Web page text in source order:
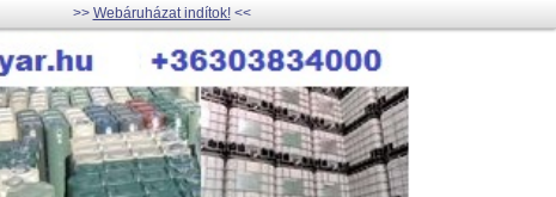
>> Webáruházat indítok!<<